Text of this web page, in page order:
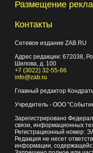
Размещение
Контакты
Сетевое издание ZAB.RU
Адрес редакции: 672038,
Шилова, д. 100
+7 (3022) 32-55-66
info@zab.ru
Главный редактор
Учредитель - ООО
Зарегистрировано
связи, информационных
Регистрационный номер:
Редакция не несет
информации,